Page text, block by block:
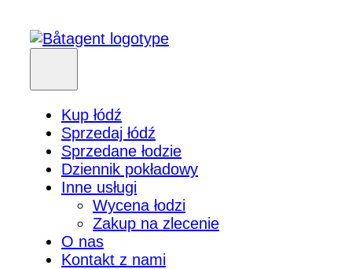
Kup łódź
Sprzedaj łódź
Sprzedane łodzie
Dziennik pokładowy
Inne usługi
Wycena łodzi
Zakup na zlecenie
O nas
Kontakt z nami